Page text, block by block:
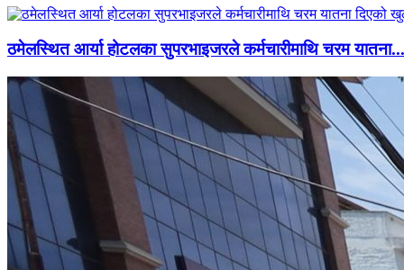
ठमेलस्थित आर्या होटलका सुपरभाइजरले कर्मचारीमाथि चरम यातना...